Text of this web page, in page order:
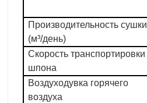
Производительность сушки
(м³/день)
Скорость транспортировки
шпона
Воздуходувка горячего
воздуха